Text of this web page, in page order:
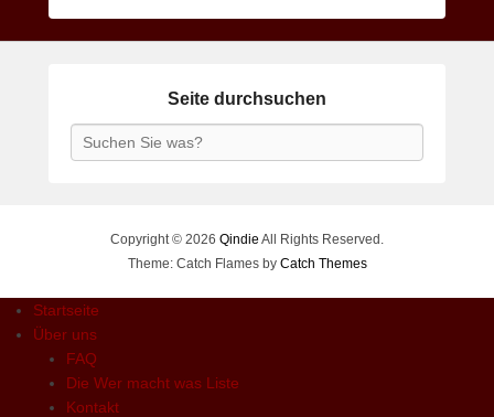
Seite durchsuchen
Search
Copyright © 2026 Qindie All Rights Reserved.
Theme: Catch Flames by Catch Themes
Startseite
Über uns
FAQ
Die Wer macht was Liste
Kontakt